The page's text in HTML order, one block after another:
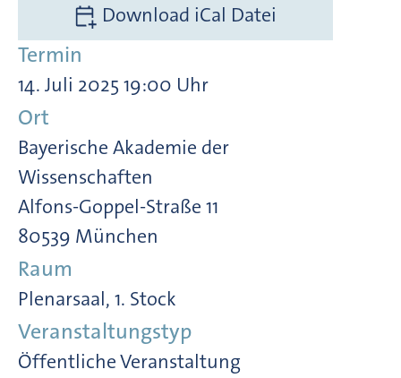
Download iCal Datei
Termin
14. Juli 2025 19:00 Uhr
Ort
Bayerische Akademie der
Wissenschaften
Alfons-Goppel-Straße 11
80539 München
Raum
Plenarsaal, 1. Stock
Veranstaltungstyp
Öffentliche Veranstaltung